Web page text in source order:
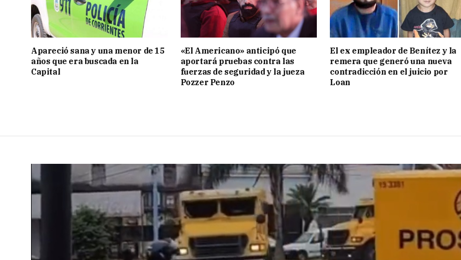
Apareció sana y una menor de 15
años que era buscada en la
Capital
«El Americano» anticipó que
aportará pruebas contra las
fuerzas de seguridad y la jueza
Pozzer Penzo
El ex empleador de Benítez y la
remera que generó una nueva
contradicción en el juicio por
Loan